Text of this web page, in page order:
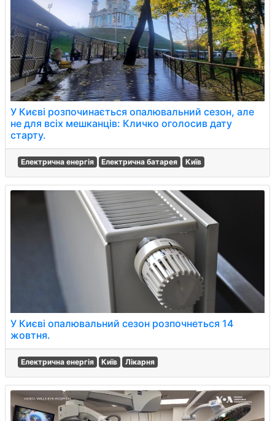
У Києві розпочинається опалювальний сезон, але
не для всіх мешканців: Кличко оголосив дату
старту.
Електрична енергія Електрична батарея Київ
У Києві опалювальний сезон розпочнеться 14
жовтня.
Електрична енергія Київ Лікарня